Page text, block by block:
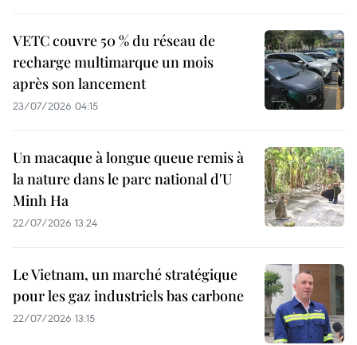
VETC couvre 50 % du réseau de
recharge multimarque un mois
après son lancement
23/07/2026 04:15
Un macaque à longue queue remis à
la nature dans le parc national d'U
Minh Ha
22/07/2026 13:24
Le Vietnam, un marché stratégique
pour les gaz industriels bas carbone
22/07/2026 13:15